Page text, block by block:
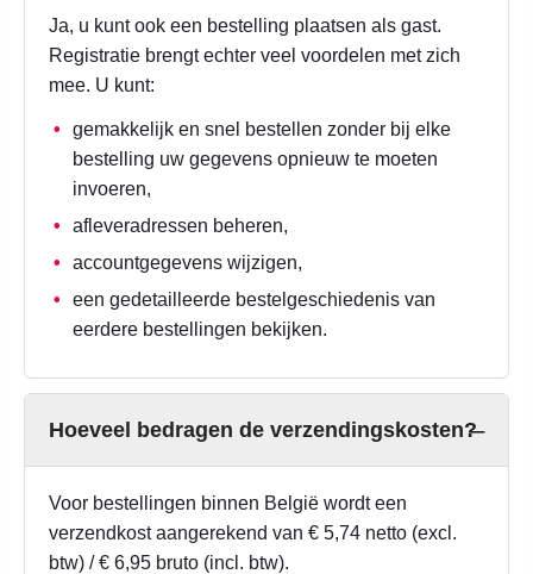
Ja, u kunt ook een bestelling plaatsen als gast.
Registratie brengt echter veel voordelen met zich
mee. U kunt:
gemakkelijk en snel bestellen zonder bij elke
bestelling uw gegevens opnieuw te moeten
invoeren,
afleveradressen beheren,
accountgegevens wijzigen,
een gedetailleerde bestelgeschiedenis van
eerdere bestellingen bekijken.
Hoeveel bedragen de verzendingskosten?
Voor bestellingen binnen België wordt een
verzendkost aangerekend van € 5,74 netto (excl.
btw) / € 6,95 bruto (incl. btw).